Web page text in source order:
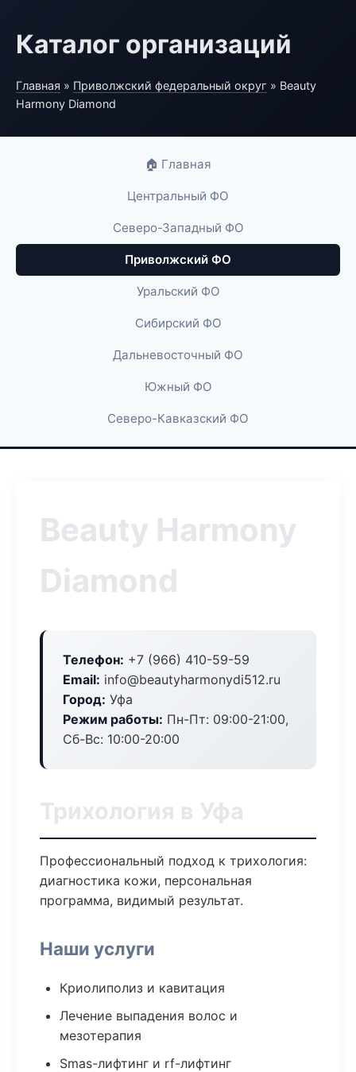
Каталог организаций
Главная » Приволжский федеральный округ » Beauty
Harmony Diamond
🏠 Главная
Центральный ФО
Северо-Западный ФО
Приволжский ФО
Уральский ФО
Сибирский ФО
Дальневосточный ФО
Южный ФО
Северо-Кавказский ФО
Beauty Harmony
Diamond
Телефон: +7 (966) 410-59-59
Email: info@beautyharmonydi512.ru
Город: Уфа
Режим работы: Пн-Пт: 09:00-21:00,
Сб-Вс: 10:00-20:00
Трихология в Уфа
Профессиональный подход к трихология:
диагностика кожи, персональная
программа, видимый результат.
Наши услуги
Криолиполиз и кавитация
Лечение выпадения волос и
мезотерапия
Smas-лифтинг и rf-лифтинг